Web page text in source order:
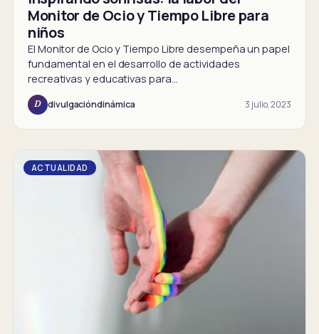
Monitor de Ocio y Tiempo Libre para
niños
El Monitor de Ocio y Tiempo Libre desempeña un papel
fundamental en el desarrollo de actividades
recreativas y educativas para…
D divulgacióndinámica 3 julio, 2023
ACTUALIDAD